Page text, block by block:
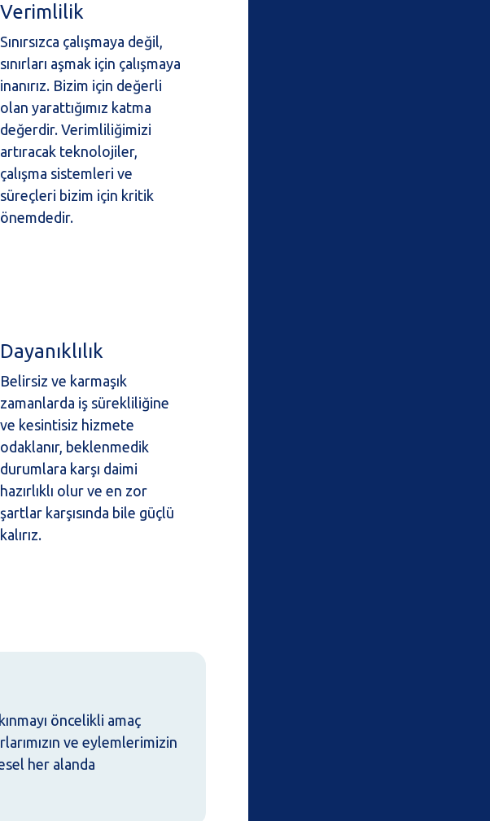
Verimlilik
Sınırsızca çalışmaya değil,
sınırları aşmak için çalışmaya
inanırız. Bizim için değerli
olan yarattığımız katma
değerdir. Verimliliğimizi
artıracak teknolojiler,
çalışma sistemleri ve
süreçleri bizim için kritik
önemdedir.
Dayanıklılık
Belirsiz ve karmaşık
zamanlarda iş sürekliliğine
ve kesintisiz hizmete
odaklanır, beklenmedik
durumlara karşı daimi
hazırlıklı olur ve en zor
şartlar karşısında bile güçlü
kalırız.
öncelikli amaç
ve eylemlerimizin
her alanda